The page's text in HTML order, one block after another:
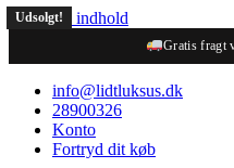
Videre til indhold
Gratis fragt
info@lidtluksus.dk
28900326
Konto
Fortryd dit køb
Udsolgt!
Udsolgt!
Udsolgt!